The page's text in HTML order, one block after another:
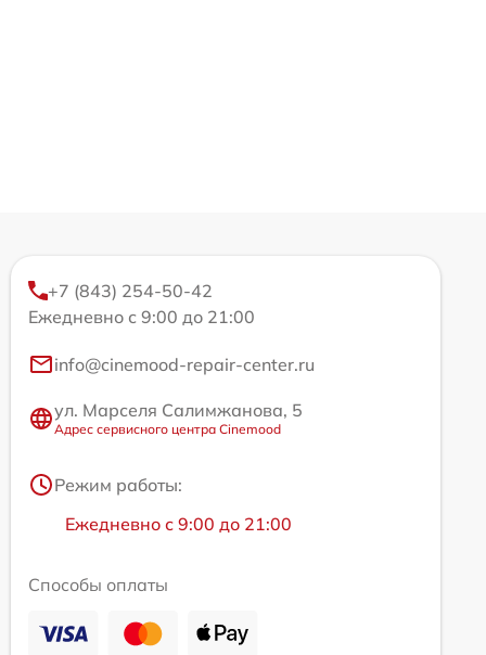
+7 (843) 254-50-42
Ежедневно с 9:00 до 21:00
info@cinemood-repair-center.ru
ул. Марселя Салимжанова, 5
Адрес сервисного центра Cinemood
Режим работы:
Ежедневно с 9:00 до 21:00
Способы оплаты